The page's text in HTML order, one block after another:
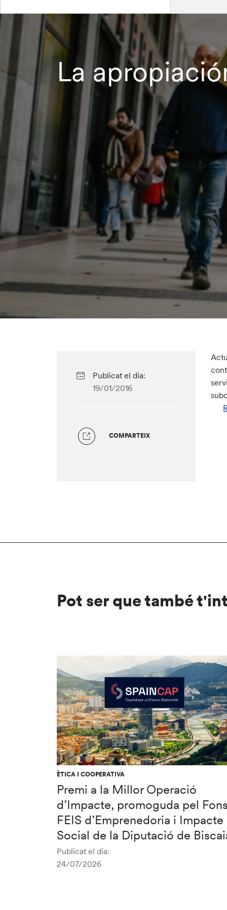
La
Publicat el dia:
19/01/2016
COMPARTEIX
Pot ser que també
ÈTICA I COOPERATIVA
Premi a la Millor Operació
d’Impacte, promoguda pel
FEIS d’Emprenedoria i Impacte
Social de la Diputació de
Publicat el dia:
24/07/2026